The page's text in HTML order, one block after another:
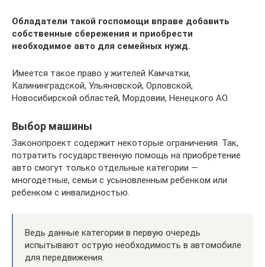
Обладатели такой госпомощи вправе добавить
собственные сбережения и приобрести
необходимое авто для семейных нужд.
Имеется такое право у жителей Камчатки,
Калининградской, Ульяновской, Орловской,
Новосибирской областей, Мордовии, Ненецкого АО.
Выбор машины
Законопроект содержит некоторые ограничения. Так,
потратить государственную помощь на приобретение
авто смогут только отдельные категории —
многодетные, семьи с усыновленным ребенком или
ребенком с инвалидностью.
Ведь данные категории в первую очередь
испытывают острую необходимость в автомобиле
для передвижения.